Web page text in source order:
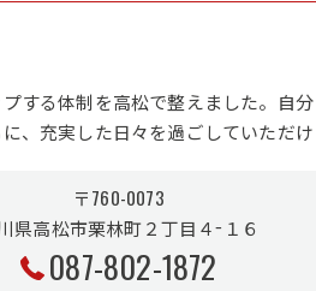
する体制を高松で整えました。自
、充実した日々を過ごしていただけ
〒760-0073
県高松市栗林町２丁目４−１６
087-802-1872